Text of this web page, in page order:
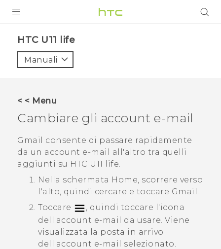
VIVE
ASSISTENZA
Accessori e dispositivi HTC
Accesso
HTC U11 life‎
Manuali
< < Menu
Cambiare gli account e-mail
Gmail
consente di passare rapidamente
da un account e-mail all'altro tra quelli
aggiunti su HTC U11 life.
Nella schermata Home, scorrere verso
l'alto, quindi cercare e toccare Gmail .
Toccare
, quindi toccare l'icona
dell'account e-mail da usare. Viene
visualizzata la posta in arrivo
dell'account e-mail selezionato.